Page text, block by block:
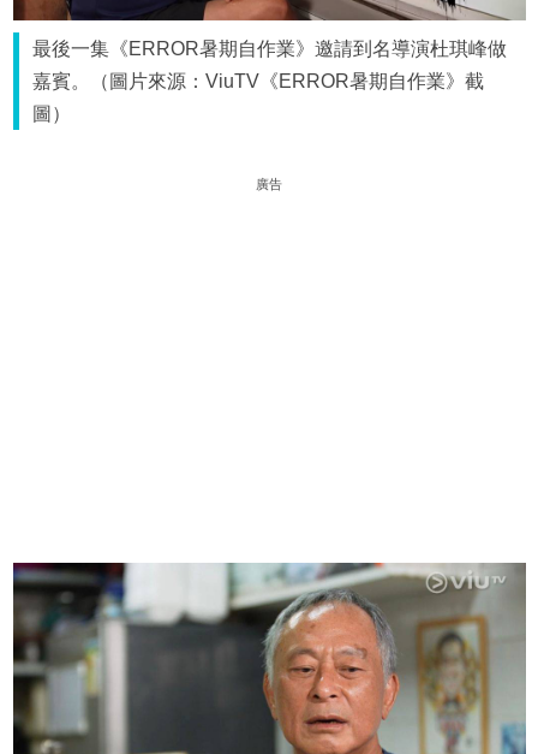
最後一集《ERROR暑期自作業》邀請到名導演杜琪峰做
嘉賓。（圖片來源：ViuTV《ERROR暑期自作業》截
圖）
廣告